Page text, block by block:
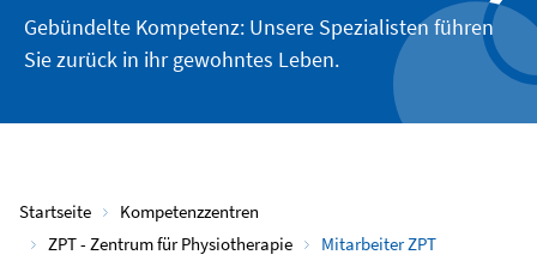
Gebündelte Kompetenz: Unsere Spezialisten führen
Sie zurück in ihr gewohntes Leben.
Startseite
Kompetenzzentren
ZPT - Zentrum für Physiotherapie
Mitarbeiter ZPT